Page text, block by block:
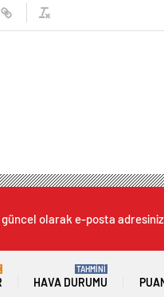
güncel olarak e-posta
HAVA DURUMU
TAHMİNİ